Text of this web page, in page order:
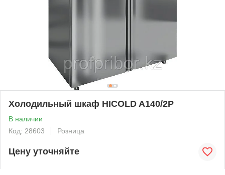
Холодильный шкаф HICOLD A140/2P
В наличии
Код: 28603
Розница
Цену уточняйте